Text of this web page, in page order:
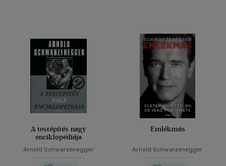
A testépítés nagy
enciklopédiája
Arnold Schwarzenegger
Emlékmás
Arnold Schwarzenegger